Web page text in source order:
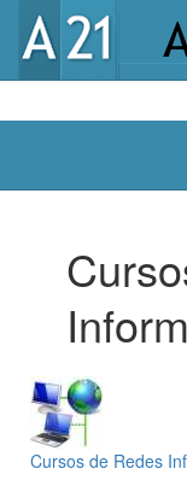
Cursos de Redes